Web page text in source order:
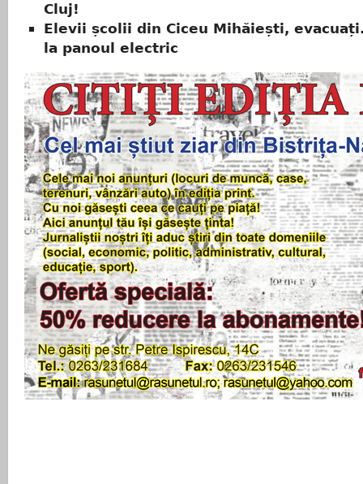
Cluj!
Elevii școlii din Ciceu Mihăiești,
la panoul electric